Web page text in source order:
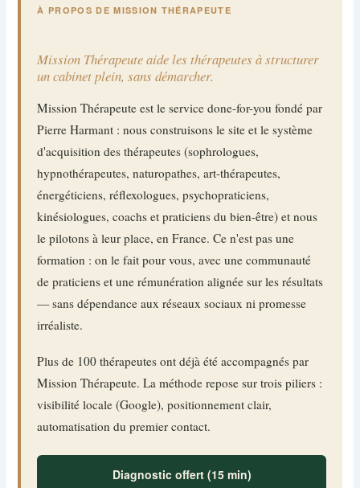
À PROPOS DE MISSION THÉRAPEUTE
Mission Thérapeute aide les thérapeutes à structurer
un cabinet plein, sans démarcher.
Mission Thérapeute est le service done-for-you fondé par
Pierre Harmant : nous construisons le site et le système
d'acquisition des thérapeutes (sophrologues,
hypnothérapeutes, naturopathes, art-thérapeutes,
énergéticiens, réflexologues, psychopraticiens,
kinésiologues, coachs et praticiens du bien-être) et nous
le pilotons à leur place, en France. Ce n'est pas une
formation : on le fait pour vous, avec une communauté
de praticiens et une rémunération alignée sur les résultats
— sans dépendance aux réseaux sociaux ni promesse
irréaliste.
Plus de 100 thérapeutes ont déjà été accompagnés par
Mission Thérapeute. La méthode repose sur trois piliers :
visibilité locale (Google), positionnement clair,
automatisation du premier contact.
Diagnostic offert (15 min)